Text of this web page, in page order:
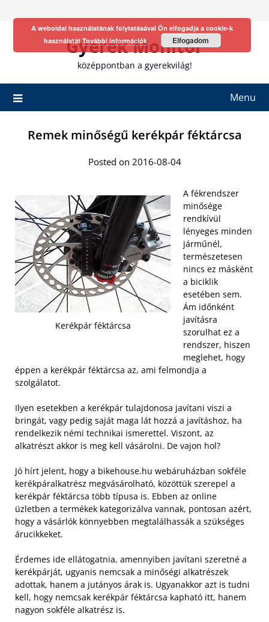
Gyerek Monitor
középpontban a gyerekvilág!
Menu
Remek minőségű kerékpár féktárcsa
Posted on 2016-08-04
Kerékpár féktárcsa
A fékrendszer
minősége
rendkívül
lényeges minden
járműnél,
természetesen
nincs ez másként
a biciklik
esetében sem.
Ám időnként
javításra
szorulhat ez a
rendszer, hiszen
meglehet, hogy
éppen a kerékpár féktárcsa az, ami felmondja a
szolgálatot.
Ilyen esetekben a kerékpár tulajdonosa javítani viszi a
bringát, vagy pedig saját maga lát hozzá a javításhoz, ha
rendelkezik némi technikai ismerettel. Viszont, az
alkatrészt akkor is meg kell vásárolni. De vajon hol?
Jó hírt jelent, hogy a bikehouse.hu webáruházban sokféle
kerékpáralkatrész megvásárolható, közöttük szerepel a
kerékpár féktárcsa több típusa is. Ebben az online
üzletben a termékek kategorizálva vannak, pontosan azért,
hogy a vásárlók könnyebben megtalálhassák a szükséges
árucikkeket.
Érdemes ide ellátogatnia, amennyiben javítani szeretné a
kerékpárját, ugyanis nemcsak a minőségi alkatrészek
adottak, hanem a jutányos árak is. Ugyanakkor azt is tudni
kell, hogy nemcsak kerékpár féktárcsa kapható itt, hanem
nagyon sokféle alkatrész is.
A weboldal használatának folytatásával Ön elfogadja a cookie-k
használatát További információk Elfogadom